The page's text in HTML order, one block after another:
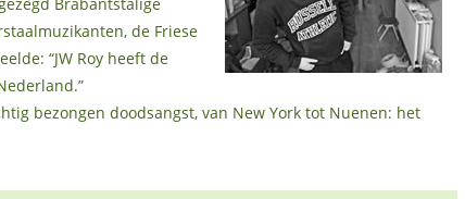
de Friese
“JW Roy heeft de
bezongen doodsangst, van New York tot Nuenen: het